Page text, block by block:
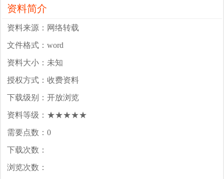
资料简介
资料来源：网络转载
文件格式：word
资料大小：未知
授权方式：收费资料
下载级别：开放浏览
资料等级：★★★★★
需要点数：0
下载次数：
浏览次数：